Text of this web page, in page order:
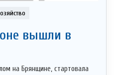
вышли в
на Брянщине, стартовала